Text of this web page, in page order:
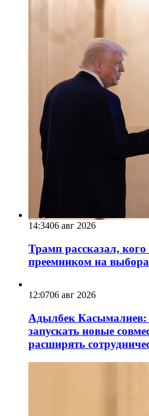
14:3406 авг 2026
Трамп рассказал, кого
преемником на
12:0706 авг 2026
Адылбек Касымалиев:
запускать новые
расширять